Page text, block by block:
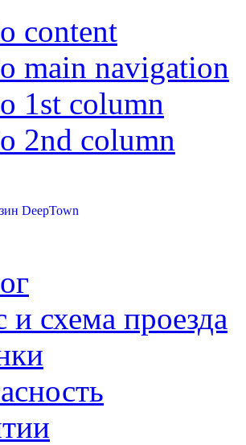
content
main navigation
1st column
2nd column
и схема проезда